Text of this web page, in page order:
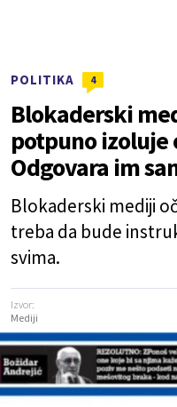
POLITIKA 4
Blokaderski
potpuno izoluje
Odgovara im
Blokaderski mediji
treba da bude
svima.
Izvor:
Mediji